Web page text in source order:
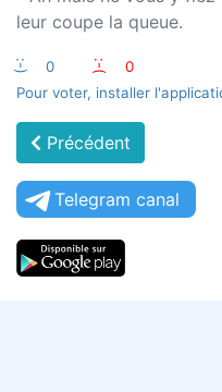
leur coupe la queue.
:-) 0 :-(
0
Pour voter, installer
Précédent
Telegram canal